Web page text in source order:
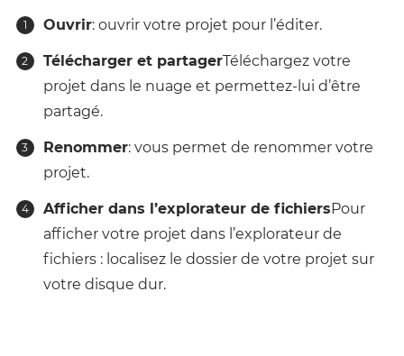
Ouvrir: ouvrir votre projet pour l’éditer.
Télécharger et partagerTéléchargez votre
projet dans le nuage et permettez-lui d’être
partagé.
Renommer: vous permet de renommer votre
projet.
Afficher dans l’explorateur de fichiers Pour
afficher votre projet dans l’explorateur de
fichiers : localisez le dossier de votre projet sur
votre disque dur.